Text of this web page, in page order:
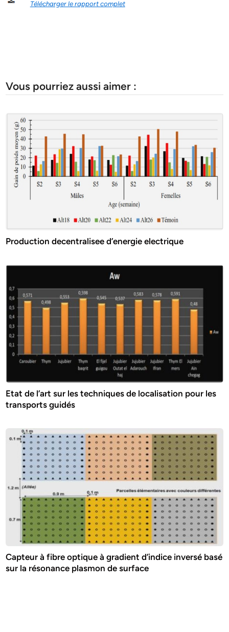
Télécharger le rapport complet
Vous pourriez aussi aimer :
Production decentralisee d’energie electrique
Etat de l’art sur les techniques de localisation pour les
transports guidés
Capteur à fibre optique à gradient d’indice inversé basé
sur la résonance plasmon de surface